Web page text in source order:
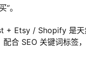
。
+ Etsy / Shopify 是天
配合 SEO 关键词标签